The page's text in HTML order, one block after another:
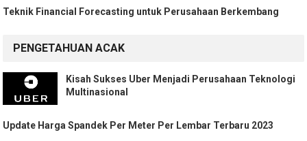
Teknik Financial Forecasting untuk Perusahaan Berkembang
PENGETAHUAN ACAK
Kisah Sukses Uber Menjadi Perusahaan Teknologi
Multinasional
Update Harga Spandek Per Meter Per Lembar Terbaru 2023